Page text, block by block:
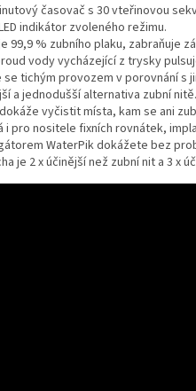
časovač s 30 vteřinovou
indikátor zvoleného režimu.
99,9 % zubního plaku, zabraňuje
vody vycházející z trysky
se tichým provozem v porovnání s
a jednodušší alternativa zubní nitě.
vyčistit místa, kam se ani
i pro nositele fixních rovnátek,
WaterPik dokážete bez
je 2 x účinější než zubní nit a 3 x